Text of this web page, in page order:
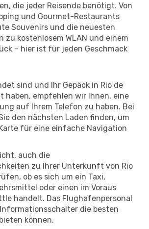
die jeder Reisende benötigt. Von
und Gourmet-Restaurants
Souvenirs und die neuesten
zu kostenlosem WLAN und einem
– hier ist für jeden Geschmack
sind und Ihr Gepäck in Rio de
haben, empfehlen wir Ihnen, eine
auf Ihrem Telefon zu haben. Bei
den nächsten Laden finden, um
für eine einfache Navigation
auch die
zu Ihrer Unterkunft von Rio
ob es sich um ein Taxi,
oder einen im Voraus
handelt. Das Flughafenpersonal
die besten
können.